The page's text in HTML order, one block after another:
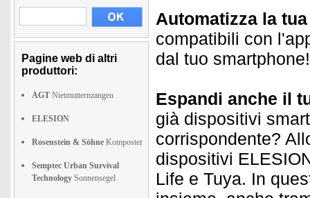
Pagine web di altri
produttori:
AGT Nietmutternzangen
ELESION
Rosenstein & Söhne Komposter
Semptec Urban Survival
Technology Sonnensegel
Automatizza la
compatibili con
dal tuo smartphone!
Espandi anche il
già dispositivi
corrispondente?
dispositivi
Life e Tuya. In